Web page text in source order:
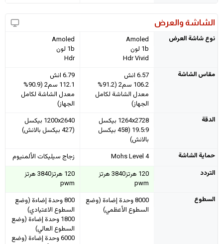
الشاشة والعرض
نوع شاشة العرض
Amoled
1b لون
Hdr Vivid
Amoled
1b لون
Hdr
مقاس الشاشة
6.57 انش
106.2 سم2 (91.2%
معدل الشاشة لكامل
الجهاز)
6.79 انش
112.1 سم2 (90.9%
معدل الشاشة لكامل
الجهاز)
الدقة
1264x2728 بيكسل
19.5:9 (458 بيكسل
بالانش)
1200x2640 بيكسل
(427 بيكسل بالانش)
حماية الشاشة Mohs Level 4
زجاج سيليكات الألمنيوم
التردد
120 هرتز3840 هرتز
pwm
120 هرتز3840 هرتز
pwm
السطوع
8000 وحدة إضاءة (وضع
السطوع الأعظمي)
800 وحدة إضاءة (وضع
السطوع الاعتيادي)
1800 وحدة إضاءة (وضع
السطوع العالي)
6000 وحدة إضاءة (وضع